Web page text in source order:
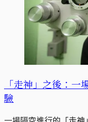
「走神」之後：
驗